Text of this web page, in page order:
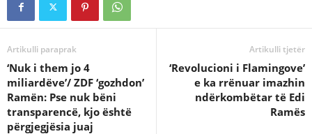
Artikulli paraprak
‘Nuk i them jo 4
miliardëve’/ ZDF ‘gozhdon’
Ramën: Pse nuk bëni
transparencë, kjo është
përgjegjësia juaj
Artikulli tjetër
‘Revolucioni i Flamingove’
e ka rrënuar imazhin
ndërkombëtar të Edi
Ramës